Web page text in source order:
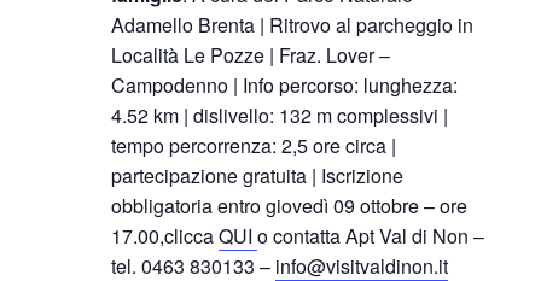
Adamello Brenta | ​Ritrovo al parcheggio in
Località Le Pozze | Fraz. Lover –
Campodenno | Info percorso: lunghezza:
4.52 km | dislivello: 132 m complessivi |
tempo percorrenza: 2,5 ore circa |
partecipazione gratuita | Iscrizione
obbligatoria entro giovedì 09 ottobre – ore
17.00,cliccaQUI ocontattaApt Val di Non –
tel. 0463 830133 – info@visitvaldinon.it